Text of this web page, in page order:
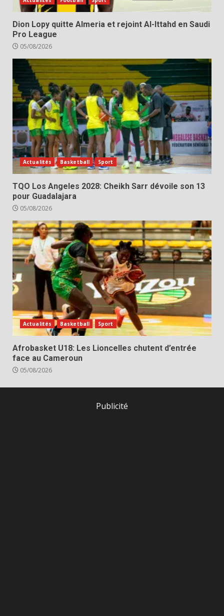
Dion Lopy quitte Almeria et rejoint Al-Ittahd en Saudi
Pro League
05/08/2026
Actualités Basketball Sport
TQO Los Angeles 2028: Cheikh Sarr dévoile son 13
pour Guadalajara
05/08/2026
Actualités Basketball Sport
Afrobasket U18: Les Lioncelles chutent d’entrée
face au Cameroun
05/08/2026
Publicité